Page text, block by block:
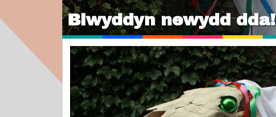
Blwyddyn newydd dda!